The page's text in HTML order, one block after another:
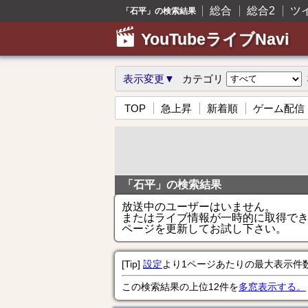
「石平」の検索結果 総合 総合2 ツ
YouTubeライブNavi
表示変更▼ カテゴリ
TOP 急上昇 新着順 ゲーム配信
「石平」の検索結果
放送中のユーザーはいません。
またはライブ情報が一時的に取得で
ページを更新してお試し下さい。
[Tip] 設定より1ページあたりの最大表示件
この検索結果の上位12件を多窓表示する。